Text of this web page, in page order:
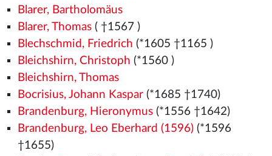
Blarer, Bartholomäus
Blarer, Thomas( †1567 )
Blechschmid, Friedrich (*1605 †1165 )
Bleichshirn, Christoph (*1560 )
Bleichshirn, Thomas
Bocrisius, Johann Kaspar(*1685 †1740)
Brandenburg, Hieronymus(*1556 †1642)
Brandenburg, Leo Eberhard (1596)(*1596
†1655)